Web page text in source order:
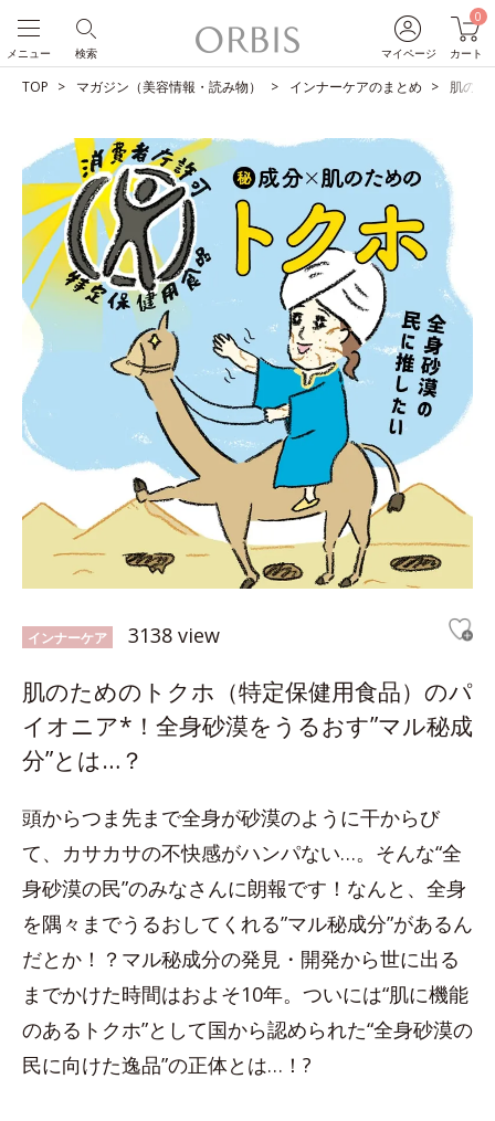
マイページ
0
カート
検索
メニュー
TOP マガジン（美容情報・読み物） インナーケアのまとめ 肌のた
インナーケア 3138 view
肌のためのトクホ（特定保健用食品）のパ
イオニア*！全身砂漠をうるおす”マル秘成
分”とは…？
頭からつま先まで全身が砂漠のように干からび
て、カサカサの不快感がハンパない…。そんな“全
身砂漠の民”のみなさんに朗報です！なんと、全身
を隅々までうるおしてくれる”マル秘成分”があるん
だとか！？マル秘成分の発見・開発から世に出る
までかけた時間はおよそ10年。ついには“肌に機能
のあるトクホ”として国から認められた“全身砂漠の
民に向けた逸品”の正体とは…！?